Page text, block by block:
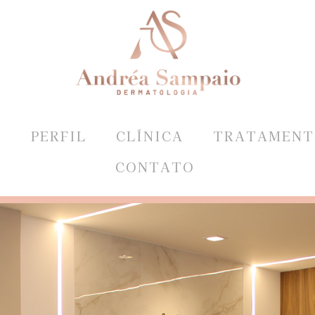
PERFIL CLÍNICA
CONTATO